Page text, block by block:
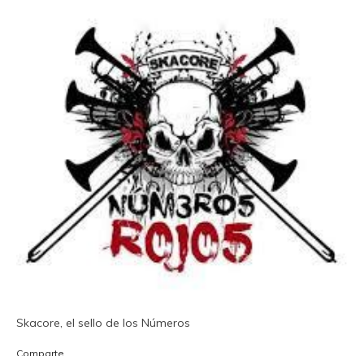
Skacore, el sello de los Números
Comparte...